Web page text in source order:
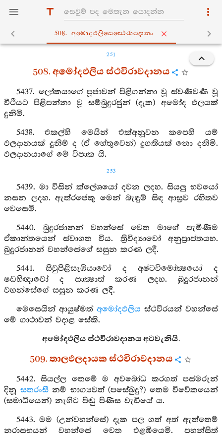
508. අමොදඵලියෙත්‍ථෙරාපදානං
251
508. අමෝදඵලිය ස්ථවිරාවදානය
5437. ලෝකයාගේ පූජාවන් පිළිගන්නා වූ ස්වර්‍ණවර්‍ණ වූ
වීථියට පිළිපන්නා වූ සම්බුදුරජුන් (දැක) අමෝද ඵලයක්
දුනිමි.
5438. එකල්හි මෙයින් එක්අනූවන කපෙහි යම්
ඵලදානයක් දුනිම් ද (ඒ හේතුවෙන්) දුගතියක් නො දනිමි.
ඵලදානයාගේ මේ විපාක යි.
253
5439. මා විසින් ක්ලේශයෝ දවන ලදහ. සියලු භවයෝ
නසන ලදහ. ඇත්රජෙකු මෙන් බැඳුම් සිඳ ආස්‍රව රහිතව
වෙසෙමි.
5440. බුදුරජානන් වහන්සේ වෙත මාගේ පැමිණීම
ඒකාන්තයෙන් ස්වාගත විය. ත්‍රිවිද්‍යාවෝ අනුප්‍රාප්තයහ.
බුදුරජානන් වහන්සේගේ සසුන කරණ ලදී.
5441. සිවුපිළිසැඹියාවෝ ද අෂ්ටවිමෝක්‍ෂයෝ ද
ෂඩභිඥාවෝ ද සාක්‍ෂාත් කරණ ලදහ. බුදුරජානන්
වහන්සේගේ සසුන කරණ ලදී.
මෙසෙයින් ආයුෂ්මත් අමෝදඵලිය ස්ථවිරයන් වහන්සේ
මේ ගාථාවන් වදාළ සේකි.
අමෝදඵලිය ස්ථවිරාවදානය අටවැනියි.
509. තාලඵලදායක ස්ථවිරාවදානය
5442. සියල්ල තෙමේ ම අවබෝධ කරගත් පස්මරුන්
දිනූ සතරංසීනම් භාග්‍යවත් (පසේබුදු?) තෙම විවේකයෙන්
(සමාධියෙන්) නැගිට පිඬු පිණිස වැඩියේ ය.
5443. මම (උන්වහන්සේ) දැක පල ගත් අත් ඇත්තෙම්
නරාසභයන් වහන්සේ වෙත එළඹියෙමි. පහන්සිත්